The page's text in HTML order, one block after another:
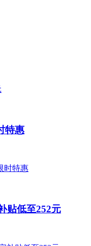
特惠
贴低至252元